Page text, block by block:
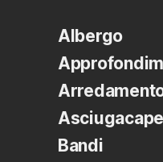
Albergo
Bandi